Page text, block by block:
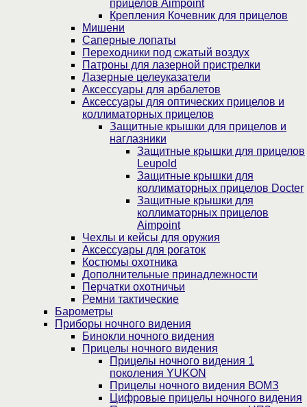
прицелов Aimpoint
Крепления Кочевник для прицелов
Мишени
Саперные лопаты
Переходники под сжатый воздух
Патроны для лазерной пристрелки
Лазерные целеуказатели
Аксессуары для арбалетов
Аксессуары для оптических прицелов и
коллиматорных прицелов
Защитные крышки для прицелов и
наглазники
Защитные крышки для прицелов
Leupold
Защитные крышки для
коллиматорных прицелов Docter
Защитные крышки для
коллиматорных прицелов
Aimpoint
Чехлы и кейсы для оружия
Аксессуары для рогаток
Костюмы охотника
Дополнительные принадлежности
Перчатки охотничьи
Ремни тактические
Барометры
Приборы ночного видения
Бинокли ночного видения
Прицелы ночного видения
Прицелы ночного видения 1
поколения YUKON
Прицелы ночного видения ВОМЗ
Цифровые прицелы ночного видения